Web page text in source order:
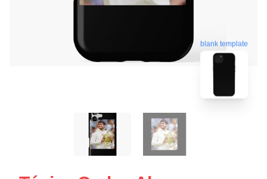
blank template